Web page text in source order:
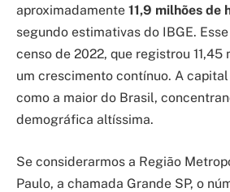
aproximadamente 11,9 milhões de
segundo estimativas do IBGE.
censo de 2022, que registrou
um crescimento contínuo. A
como a maior do Brasil,
demográfica altíssima.
Se considerarmos a Região
Paulo, a chamada Grande SP, o